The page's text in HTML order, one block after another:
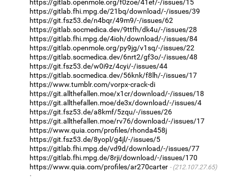
https://gitlab.openmole.org/f0zoe/41ef/-/issues/15
https://gitlab.fhi.mpg.de/21bq/download/-/issues/39
https://git.fsz53.de/n4bqr/49m9/-/issues/62
https://gitlab.socmedica.dev/9ttfh/dk4u/-/issues/28
https://gitlab.fhi.mpg.de/4ioh/download/-/issues/84
https://gitlab.openmole.org/py9jg/v1sq/-/issues/22
https://gitlab.socmedica.dev/6nrt2/gf3o/-/issues/48
https://git.fsz53.de/w0i9z/4cyi/-/issues/44
https://gitlab.socmedica.dev/56knk/f8lh/-/issues/17
https://www.tumblr.com/vorpx-crack-di
https://git.allthefallen.moe/x1cr/download/-/issues/18
https://git.allthefallen.moe/de3x/download/-/issues/4
https://git.fsz53.de/a8kmf/5zqu/-/issues/26
https://git.allthefallen.moe/rv76/download/-/issues/17
https://www.quia.com/profiles/rhonda458j
https://git.fsz53.de/8yopl/g4jl/-/issues/5
https://gitlab.fhi.mpg.de/vd9d/download/-/issues/77
https://gitlab.fhi.mpg.de/8rji/download/-/issues/170
https://www.quia.com/profiles/ar270carter
(212.107.27.65)
·